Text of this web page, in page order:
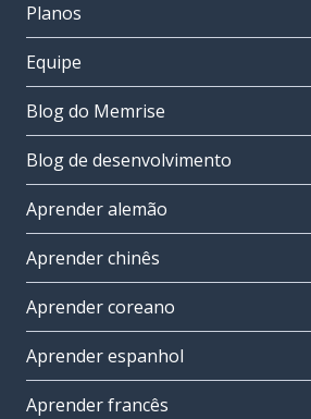
Planos
Equipe
Blog do Memrise
Blog de desenvolvimento
Aprender alemão
Aprender chinês
Aprender coreano
Aprender espanhol
Aprender francês